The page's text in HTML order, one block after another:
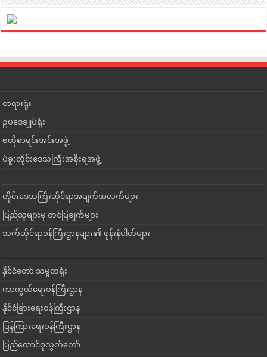
တရားရုံး
ဥပဒေချုပ်ရုံး
ဗဟိုစာရင်းအင်းအဖွဲ့
ပဲခူးတိုင်းဒေသကြီးအစိုးရအဖွဲ့
တိုင်းဒေသကြီးဆိုင်ရာအချက်အလက်များ
ပြည်သူများမှ တင်ပြချက်များ
သက်ဆိုင်ရာဝန်ကြီးဌာနများ၏ ဖုန်းနံပါတ်များ
နိုင်ငံတော် သမ္မတရုံး
ကာကွယ်ရေးဝန်ကြီးဌာန
နိုင်ငံခြားရေးဝန်ကြီးဌာန
ပြန်ကြားရေးဝန်ကြီးဌာန
ပြည်ထောင်စုလွှတ်တော်